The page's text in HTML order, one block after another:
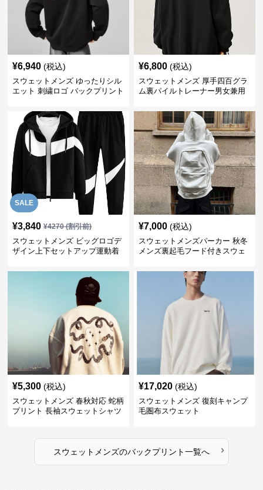
¥6,940 (税込)
スウェットメンズ ゆったりシル
エット 刺繍ロゴ バックプリント
¥6,800 (税込)
スウェットメンズ 厚手四百グラ
ム裏パイルトレーナー男女兼用
SALE
¥3,840 ¥4270(割引前)
スウェットメンズ ビッグロゴデ
ザイン上下セットアップ運動着
¥7,000 (税込)
スウェットメンズパーカー 秋冬
メンズ裏起毛フード付きスウェ
¥5,300 (税込)
スウェットメンズ 春秋対応 蛇柄
プリント 長袖スウェットシャツ
¥17,020 (税込)
スウェットメンズ 復刻キャンプ
毛圏布スウェット
スウェットメンズのバックプリント一覧へ ›